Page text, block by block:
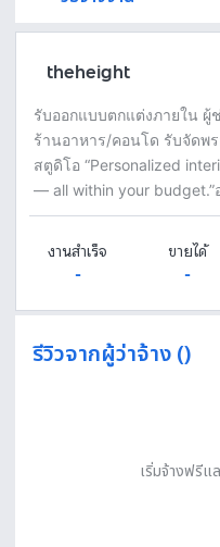
theheight
รับออกแบบตกแต่งภายใน ผู้
ร้านอาหาร/คอนโด รับจัดพ
สตูดิโอ “Personalized
— all within your
งานสำเร็จ
-
ขายได้
-
รีวิวจากผู้ว่าจ้าง ()
เริ่มจ้างฟรีแ